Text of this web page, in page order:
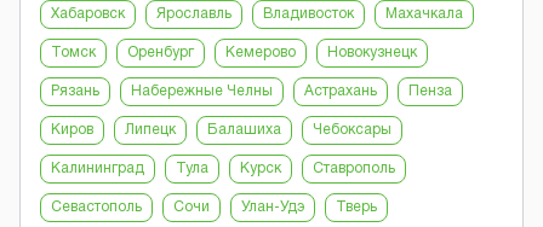
Хабаровск Ярославль Владивосток Махачкала
Томск Оренбург Кемерово Новокузнецк
Рязань Набережные Челны Астрахань Пенза
Киров Липецк Балашиха Чебоксары
Калининград Тула Курск Ставрополь
Севастополь Сочи Улан-Удэ Тверь